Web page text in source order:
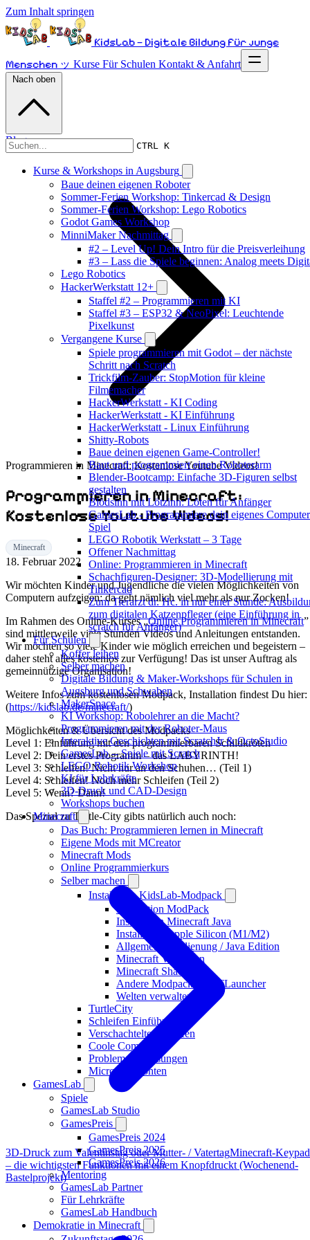
Zum Inhalt springen
KidsLab – Digitale Bildung für junge
Menschen ッ Kurse Für Schulen Kontakt & Anfahrt
CTRL K
Kurse & Workshops in Augsburg
Baue deinen eigenen Roboter
Sommer-Ferien Workshop: Tinkercad & Design
Sommer-Ferien Workshop: Lego Robotics
Godot Games Workshop
MinniMaker Nachmittag
#2 – Level Up! Dein Intro für die Preisverleihung
#3 – Lass die Spiele beginnen: Analog meets
Lego Robotics
HackerWerkstatt 12+
Staffel #2 – Programmieren mit KI
Staffel #3 – ESP32 & NeoPixel: Leuchtende
Pixelkunst
Vergangene Kurse
Spiele programmieren mit Godot – der nächste
Schritt nach Scratch
Trickfilm-Zauber: StopMotion für kleine
Filmemacher
HackerWerkstatt - KI Coding
HackerWerkstatt - KI Einführung
HackerWerkstatt - Linux Einführung
Shitty-Robots
Baue deinen eigenen Game-Controller!
Baut und programmiert einen Roboterarm
Blender-Bootcamp: Einfache 3D-Figuren selbst
gestalten
Blödsinn mit Lötzinn: Löten für Anfänger
GamesLab - Programmiere dein eigenes
Spiel
LEGO Robotik Werkstatt – 3 Tage
Offener Nachmittag
Online: Programmieren in Minecraft
Schachfiguren-Designer: 3D-Modellierung mit
Tinkercad
Zum Tierarzt dr. Hc. in nur einer Stunde:
zum digitalen Katzenpfleger (eine Einführung in
scratch für Anfänger)
Für Schulen
Koffer leihen
Selber machen
Digitale Bildung & Maker-Workshops für Schulen in
Augsburg und Schwaben
MakerSpace
KI Workshop: Robolehrer an die Macht?
Programmieren mit der Roboter-Maus
Interaktive Geschichten mit ScratchJr & OctoStudio
GamesLab -- Spiele mit Scratch
LEGO Robotik Workshop
KI für Lehrkräfte
3D-Druck und CAD-Design
Workshops buchen
Minecraft
Das Buch: Programmieren lernen in Minecraft
Eigene Mods mit MCreator
Minecraft Mods
Online Programmierkurs
Selber machen
Installation KidsLab-Modpack
Installation ModPack
Installation Minecraft Java
Installation Apple Silicon (M1/M2)
Allgemeine Bedienung / Java Edition
Minecraft Versionen
Minecraft Shader
Andere Modpacks in ATLauncher
Welten verwalten
TurtleCity
Schleifen Einführung
Verschachtelte Schleifen
Coole Commands
Probleme & Lösungen
Microsoft-Konten
GamesLab
Spiele
GamesLab Studio
GamesPreis
GamesPreis 2024
GamesPreis 2025
GamesPreis 2026
Mentoring
GamesLab Partner
Für Lehrkräfte
GamesLab Handbuch
Demokratie in Minecraft
Nach oben
Blog
Programmieren in Minecraft: Kostenlose Youtube Videos!
Programmieren in Minecraft:
Kostenlose Youtube Videos!
Minecraft
18. Februar 2022
Wir möchten Kinder und Jugendliche die vielen Möglichkeiten von
Computern aufzeigen: da geht nämlich viel mehr als nur Zocken!
Im Rahmen des Online-Kurses „Online Programmieren in Minecraft”
sind mittlerweile viele Stunden Videos und Anleitungen entstanden.
Wir möchten so viele Kinder wie möglich erreichen und begeistern –
daher steht alles kostenlos zur Verfügung! Das ist unser Auftrag als
gemeinnützige Organisation!
Weitere Infos zum kostenlosen Modpack, Installation findest Du hier:
(https://kidslab.de/minecraft/)
Möglichkeiten & Übersicht des Modpacks
Level 1: Einführung mit den programmierbaren Schildkröten
Level 2: Dein erstes Programm – das LABYRINTH!
Level 3: Schleifen! Nicht nur an den Schuhen… (Teil 1)
Level 4: Schleifen! Noch mehr Schleifen (Teil 2)
Level 5: Wenn? Dann!
Das Spezial zu Turtle-City gibts natürlich auch noch:
3D-Druck zum Valentinstag oder Mutter- / VatertagMinecraft-Keypad
– die wichtigsten Funktionen mit einem Knopfdruckt (Wochenend-
Bastelprojekt)